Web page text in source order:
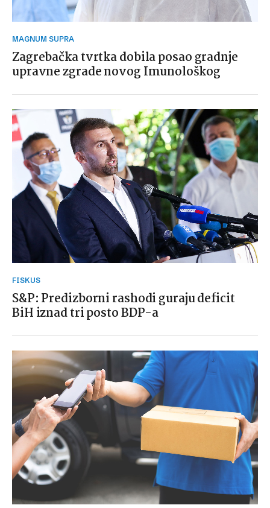
MAGNUM SUPRA
Zagrebačka tvrtka dobila posao gradnje
upravne zgrade novog Imunološkog
FISKUS
S&P: Predizborni rashodi guraju deficit
BiH iznad tri posto BDP-a